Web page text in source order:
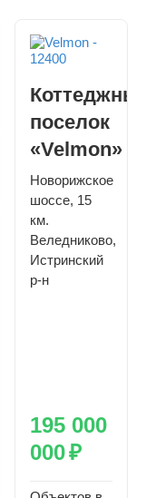
поселок
«Velmon»
Новорижское
шоссе, 15
км.
Веледниково,
Истринский
р-н
195 000
000₽